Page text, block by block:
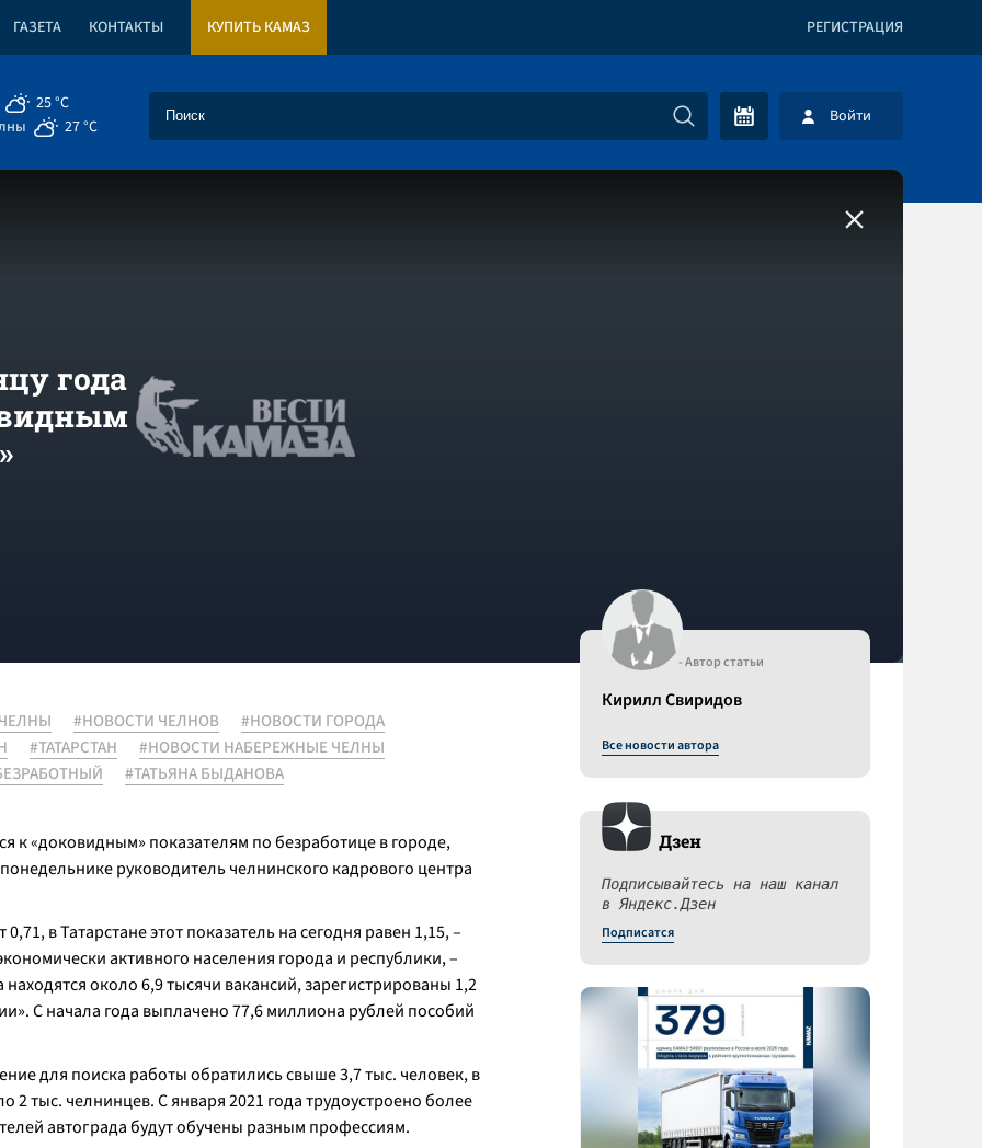
ГАЗЕТА КОНТАКТЫ КУПИТЬ КАМАЗ РЕГИСТРАЦИЯ
25 °C
27 °C Войти
года
#НОВОСТИ ЧЕЛНОВ
#НОВОСТИ ГОРОДА
#ТАТАРСТАН
#НОВОСТИ НАБЕРЕЖНЫЕ ЧЕЛНЫ
#ТАТЬЯНА БЫДАНОВА
к «доковидным» показателям по безработице в городе,
руководитель челнинского кадрового центра
в Татарстане этот показатель на сегодня равен 1,15,–
активного населения города и республики, –
около 6,9 тысячи вакансий, зарегистрированы 1,2
С начала года выплачено 77,6 миллиона рублей пособий
для поиска работы обратились свыше 3,7 тыс. человек, в
2 тыс. челнинцев. С января 2021 года трудоустроено более
автограда будут обучены разным профессиям.
- Автор статьи
Кирилл Свиридов
Все новости автора
Дзен
Подписывайтесь на наш канал
в Яндекс.Дзен
Подписатся